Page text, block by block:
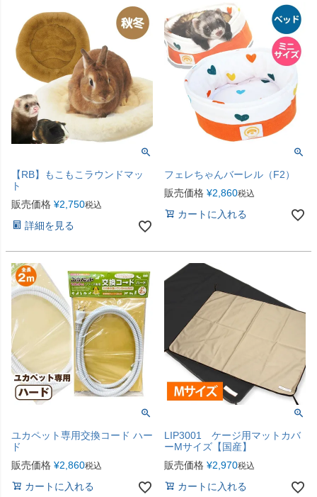
【RB】もこもこラウンドマッ
ト
販売価格 ¥2,750税込
詳細を見る
フェレちゃんバーレル（F2）
販売価格 ¥2,860税込
カートに入れる
ユカペット専用交換コード ハー
ド
販売価格 ¥2,860税込
カートに入れる
LIP3001 ケージ用マットカバ
ーMサイズ【国産】
販売価格 ¥2,970税込
カートに入れる